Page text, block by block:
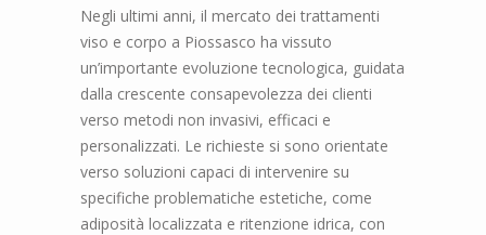
Negli ultimi anni, il mercato dei trattamenti
viso e corpo a Piossasco ha vissuto
un’importante evoluzione tecnologica, guidata
dalla crescente consapevolezza dei clienti
verso metodi non invasivi, efficaci e
personalizzati. Le richieste si sono orientate
verso soluzioni capaci di intervenire su
specifiche problematiche estetiche, come
adiposità localizzata e ritenzione idrica, con